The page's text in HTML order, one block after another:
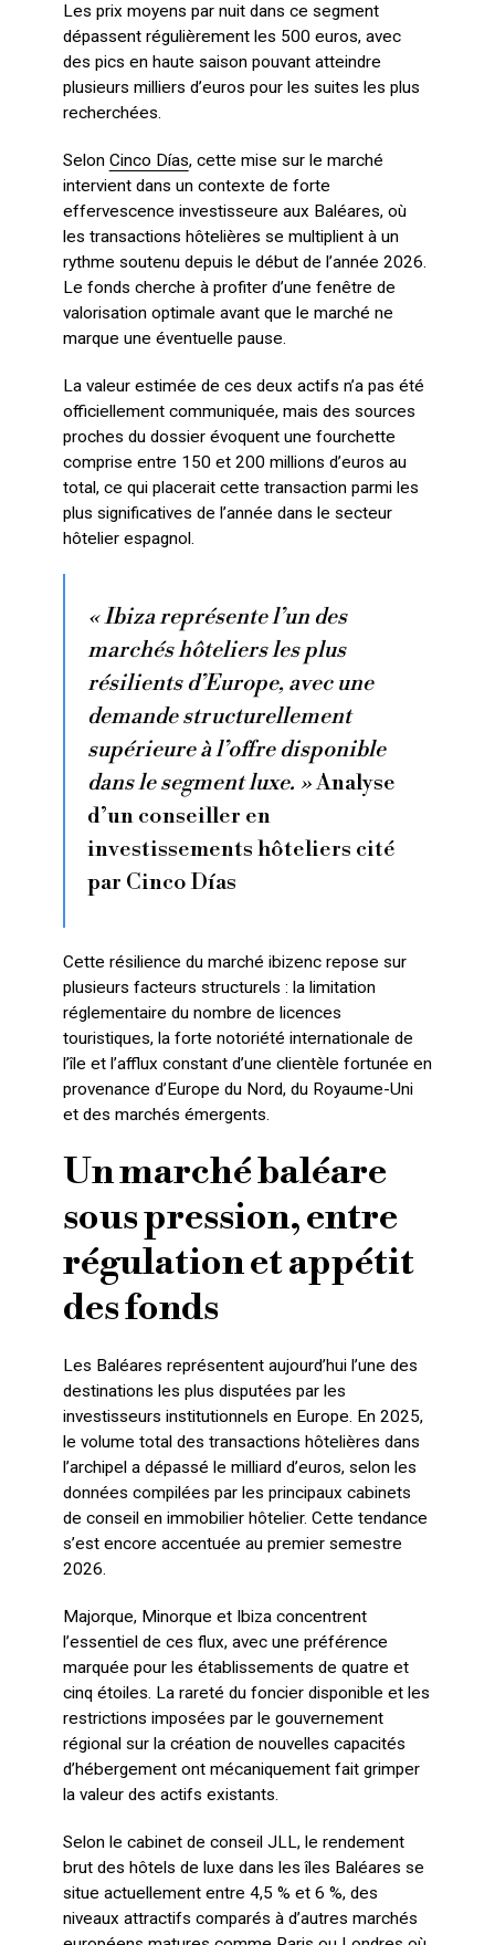
Les prix moyens par nuit dans ce segment
dépassent régulièrement les 500 euros, avec
des pics en haute saison pouvant atteindre
plusieurs milliers d’euros pour les suites les plus
recherchées.
Selon Cinco Días, cette mise sur le marché
intervient dans un contexte de forte
effervescence investisseure aux Baléares, où
les transactions hôtelières se multiplient à un
rythme soutenu depuis le début de l’année 2026.
Le fonds cherche à profiter d’une fenêtre de
valorisation optimale avant que le marché ne
marque une éventuelle pause.
La valeur estimée de ces deux actifs n’a pas été
officiellement communiquée, mais des sources
proches du dossier évoquent une fourchette
comprise entre 150 et 200 millions d’euros au
total, ce qui placerait cette transaction parmi les
plus significatives de l’année dans le secteur
hôtelier espagnol.
« Ibiza représente l’un des
marchés hôteliers les plus
résilients d’Europe, avec une
demande structurellement
supérieure à l’offre disponible
dans le segment luxe. »Analyse
d’un conseiller en
investissements hôteliers cité
par Cinco Días
Cette résilience du marché ibizenc repose sur
plusieurs facteurs structurels : la limitation
réglementaire du nombre de licences
touristiques, la forte notoriété internationale de
l’île et l’afflux constant d’une clientèle fortunée en
provenance d’Europe du Nord, du Royaume-Uni
et des marchés émergents.
Un marché baléare
sous pression, entre
régulation et appétit
des fonds
Les Baléares représentent aujourd’hui l’une des
destinations les plus disputées par les
investisseurs institutionnels en Europe. En 2025,
le volume total des transactions hôtelières dans
l’archipel a dépassé le milliard d’euros, selon les
données compilées par les principaux cabinets
de conseil en immobilier hôtelier. Cette tendance
s’est encore accentuée au premier semestre
2026.
Majorque, Minorque et Ibiza concentrent
l’essentiel de ces flux, avec une préférence
marquée pour les établissements de quatre et
cinq étoiles. La rareté du foncier disponible et les
restrictions imposées par le gouvernement
régional sur la création de nouvelles capacités
d’hébergement ont mécaniquement fait grimper
la valeur des actifs existants.
Selon le cabinet de conseil JLL, le rendement
brut des hôtels de luxe dans les îles Baléares se
situe actuellement entre 4,5 % et 6 %, des
niveaux attractifs comparés à d’autres marchés